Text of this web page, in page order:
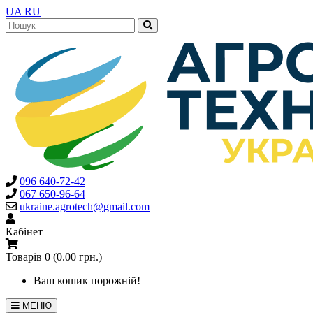
UA RU
096 640-72-42
067 650-96-64
ukraine.agrotech@gmail.com
Кабінет
Товарів 0 (0.00 грн.)
Ваш кошик порожній!
МЕНЮ